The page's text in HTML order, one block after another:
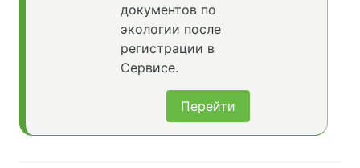
документов по
экологии после
регистрации в
Сервисе.
Перейти